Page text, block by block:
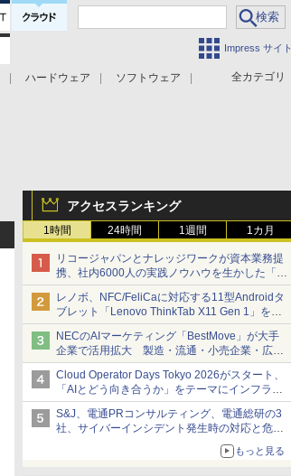
Impress サイト
全カテゴリ
ハードウェア
ソフトウェア
アクセスランキング
1時間 24時間 1週間 1カ月
リコージャパンとナレッジワークが資本業務提
携、社内6000人の実践ノウハウを生かした「AI
商談記録 for RICOH」を展開へ
レノボ、NFC/FeliCaに対応する11型Androidタ
ブレット「Lenovo ThinkTab X11 Gen 1」を発
売
NECのAIマーケティング「BestMove」が大手
企業で活用拡大 製造・流通・小売企業・広告
代理店などが実装フェーズへ
Cloud Operator Days Tokyo 2026がスタート、
「AIとどう向き合うか」をテーマにインフラ運
用の知見を集約
S&J、電通PRコンサルティング、電通総研の3
社、サイバーインシデント発生時の対応と危機
管理広報を一体的に訓練するプログラムを提供
もっと見る